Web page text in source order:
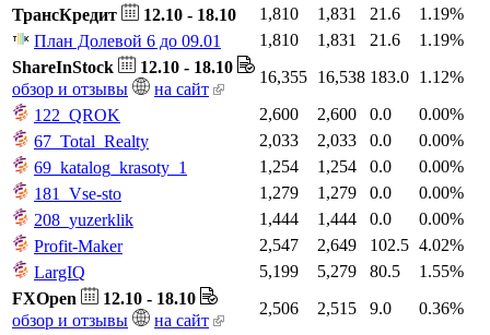
ТрансКредит
12.10 - 18.10 1,810 1,831 21.6
1.19%
План Долевой 6 до 09.01
1,810 1,831 21.6
1.19%
ShareInStock
12.10 - 18.10
обзор и отзывы
на сайт
16,355 16,538 183.0 1.12%
122_QROK 2,600 2,600 0.0
0.00%
67_Total_Realty
2,033 2,033 0.0
0.00%
69_katalog_krasoty_1
1,254 1,254 0.0
0.00%
181_Vse-sto
1,279 1,279 0.0
0.00%
208_yuzerklik
1,444 1,444 0.0
0.00%
Profit-Maker
2,547 2,649 102.5 4.02%
LargIQ
5,199 5,279 80.5
1.55%
FXOpen
12.10 - 18.10
обзор и отзывы
на сайт
2,506 2,515 9.0 0.36%